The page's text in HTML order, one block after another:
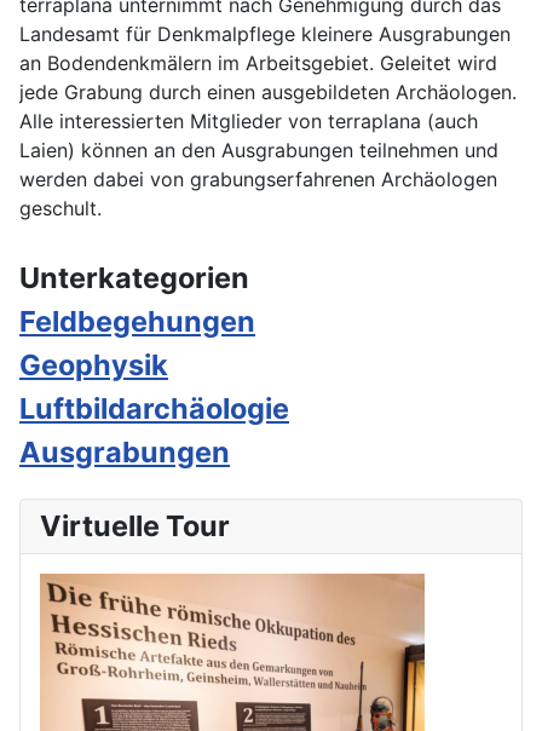
terraplana unternimmt nach Genehmigung durch das
Landesamt für Denkmalpflege kleinere Ausgrabungen
an Bodendenkmälern im Arbeitsgebiet. Geleitet wird
jede Grabung durch einen ausgebildeten Archäologen.
Alle interessierten Mitglieder von terraplana (auch
Laien) können an den Ausgrabungen teilnehmen und
werden dabei von grabungserfahrenen Archäologen
geschult.
Unterkategorien
Feldbegehungen
Geophysik
Luftbildarchäologie
Ausgrabungen
Virtuelle Tour